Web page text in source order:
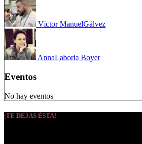
Víctor ManuelGálvez
AnnaLaboria Boyer
Eventos
No hay eventos
¡TE DEJAS ÉSTA!